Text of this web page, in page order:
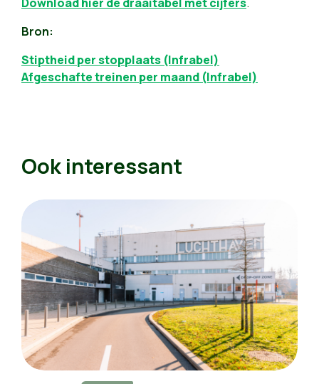
Bron:
Stiptheid per stopplaats (Infrabel)
Afgeschafte treinen per maand (Infrabel)
Ook interessant